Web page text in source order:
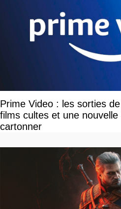
Prime Video : les sorties
films cultes et une
cartonner